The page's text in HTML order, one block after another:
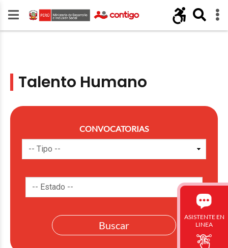
Talento Humano
CONVOCATORIAS
ASISTENTE EN
LINEA